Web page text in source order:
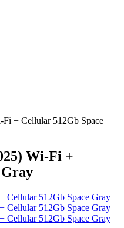
+ Cellular 512Gb Space
Wi-Fi +
Gray